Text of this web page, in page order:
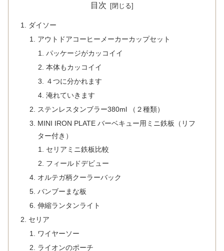
目次
ダイソー
アウトドアコーヒーメーカーカップセット
パッケージがカッコイイ
本体もカッコイイ
４つに分かれます
淹れていきます
ステンレスタンブラー380ml （２種類）
MINI IRON PLATE バーベキュー用ミニ鉄板（リフ
ター付き）
セリアミニ鉄板比較
フィールドデビュー
オルテガ柄クーラーバック
バンブーまな板
伸縮ランタンライト
セリア
ワイヤーソー
ライオンのポーチ